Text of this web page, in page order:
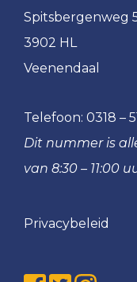
Spitsbergenweg
3902 HL
Veenendaal
Telefoon: 0318 –
Dit nummer is
van 8:30 – 11:00
Privacybeleid